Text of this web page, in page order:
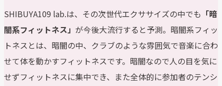
SHIBUYA109 lab.は、その次世代エクササイズの中でも 「暗
闇系フィットネス」 が今後大流行すると予測。暗闇系フィッ
トネスとは、暗闇の中、クラブのような雰囲気で音楽に合わ
せて体を動かすフィットネスです。暗闇なので人の目を気に
せずフィットネスに集中でき、また全体的に参加者のテンシ